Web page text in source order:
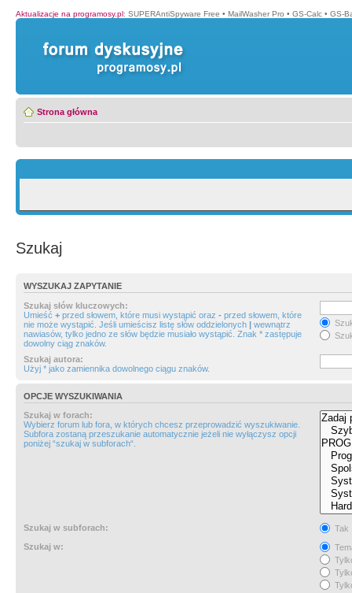
Aktualizacje na programosy.pl: SUPERAntiSpyware Free • MailWasher Pro • GS-Calc • GS-
Strona główna
Szukaj
WYSZUKAJ ZAPYTANIE
Szukaj słów kluczowych:
Umieść + przed słowem, które musi wystąpić oraz - przed słowem, które
nie może wystąpić. Jeśli umieścisz listę słów oddzielonych | wewnątrz
nawiasów, tylko jedno ze słów będzie musiało wystąpić. Znak * zastępuje
dowolny ciąg znaków.
Szukaj autora:
Użyj * jako zamiennika dowolnego ciągu znaków.
OPCJE WYSZUKIWANIA
Szukaj w forach:
Wybierz forum lub fora, w których chcesz przeprowadzić wyszukiwanie.
Subfora zostaną przeszukanie automatycznie jeżeli nie wyłączysz opcji
poniżej “szukaj w subforach“.
Szukaj w subforach:
Tak
Szukaj w: